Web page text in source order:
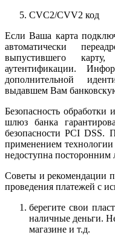
CVC2/CVV2 код
Если Ваша карта
автоматически
выпустившего
аутентификации.
дополнительной
выдавшем Вам
Безопасность обработки
шлюз банка
безопасности PCI DSS.
применением
недоступна посторонним
Советы и рекомендации
проведения платежей с
берегите свои
наличные деньги.
магазине и т.д.